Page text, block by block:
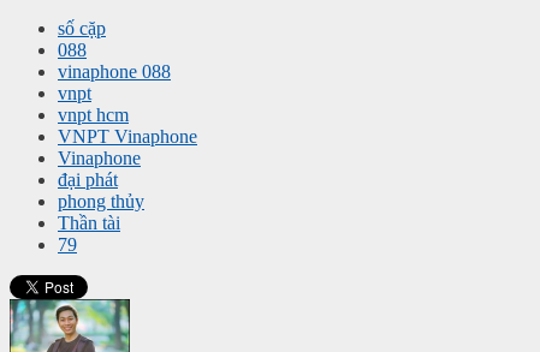
số cặp
088
vinaphone 088
vnpt
vnpt hcm
VNPT Vinaphone
Vinaphone
đại phát
phong thủy
Thần tài
79